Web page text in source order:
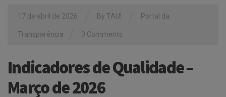
17 de abril de 2026 By TAU! Portal da
Transparência 0 Comments
Indicadores de Qualidade –
Março de 2026